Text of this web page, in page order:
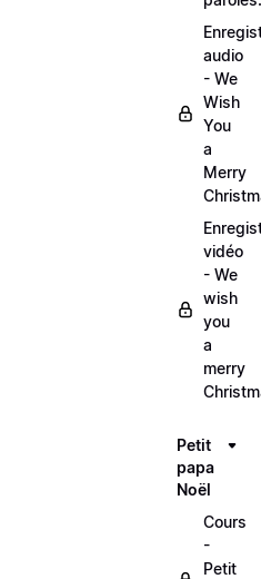
audio
- We
Wish
You
a
Merry
vidéo
- We
wish
you
a
merry
Petit
papa
Noël
Cours
-
Petit